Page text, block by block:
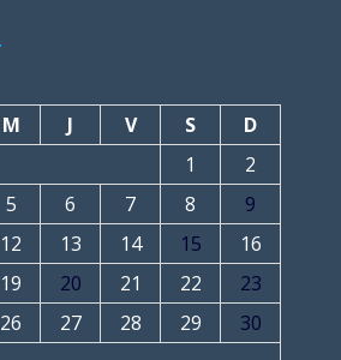
M J V S
D
1
2
5 6 7 8
9
12 13 14 15
16
19 20 21 22
23
26 27 28 29
30